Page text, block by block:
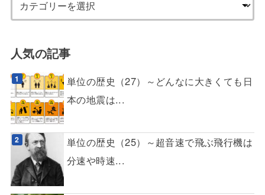
人気の記事
単位の歴史（27）～どんなに大きくても日
本の地震は...
単位の歴史（25）～超音速で飛ぶ飛行機は
分速や時速...